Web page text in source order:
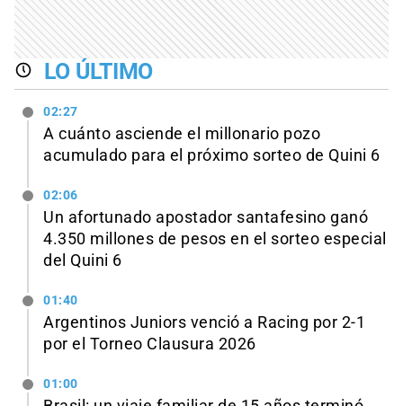
LO ÚLTIMO
02:27
A cuánto asciende el millonario pozo
acumulado para el próximo sorteo de Quini 6
02:06
Un afortunado apostador santafesino ganó
4.350 millones de pesos en el sorteo especial
del Quini 6
01:40
Argentinos Juniors venció a Racing por 2-1
por el Torneo Clausura 2026
01:00